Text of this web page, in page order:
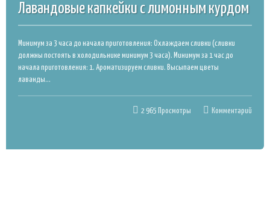
Муссовый мини десерт Тропико
на кокосовых сливках
Время приготовления: 160
Шары из
Лавандовые капкейки с лимонным курдом
Минимум за 3 часа до начала приготовления: Охлаждаем сливки (сливки
должны постоять в холодильнике минимум 3 часа). Минимум за 1 час до
начала приготовления: 1. Ароматизируем сливки. Высыпаем цветы
лаванды...
Комментарий
2 965 Просмотры